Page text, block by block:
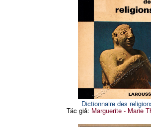
Dictionnaire des
Tác giả: Marguerite - Marie